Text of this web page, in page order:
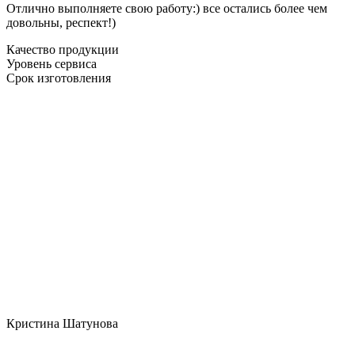
Отлично выполняете свою работу:) все остались более чем
довольны, респект!)
Качество продукции
Уровень сервиса
Срок изготовления
Кристина Шатунова